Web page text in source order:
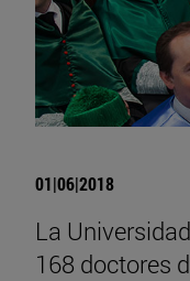
01|06|2018
La
168 doctores